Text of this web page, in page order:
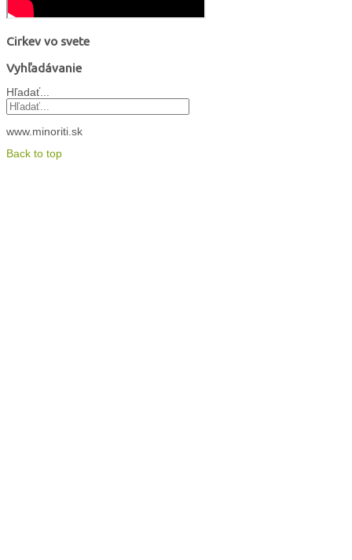
Cirkev vo svete
Vyhľadávanie
Hľadať...
www.minoriti.sk
Back to top